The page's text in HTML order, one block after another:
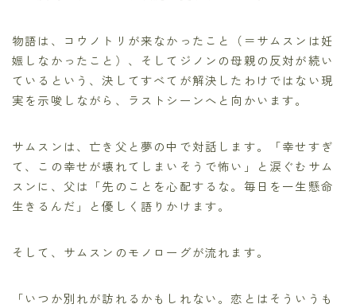
物語は、コウノトリが来なかったこと（＝サムスンは妊
娠しなかったこと）、そしてジノンの母親の反対が続い
ているという、決してすべてが解決したわけではない現
実を示唆しながら、ラストシーンへと向かいます。
サムスンは、亡き父と夢の中で対話します。「幸せすぎ
て、この幸せが壊れてしまいそうで怖い」と涙ぐむサム
スンに、父は「先のことを心配するな。毎日を一生懸命
生きるんだ」と優しく語りかけます。
そして、サムスンのモノローグが流れます。
「いつか別れが訪れるかもしれない。恋とはそういうも